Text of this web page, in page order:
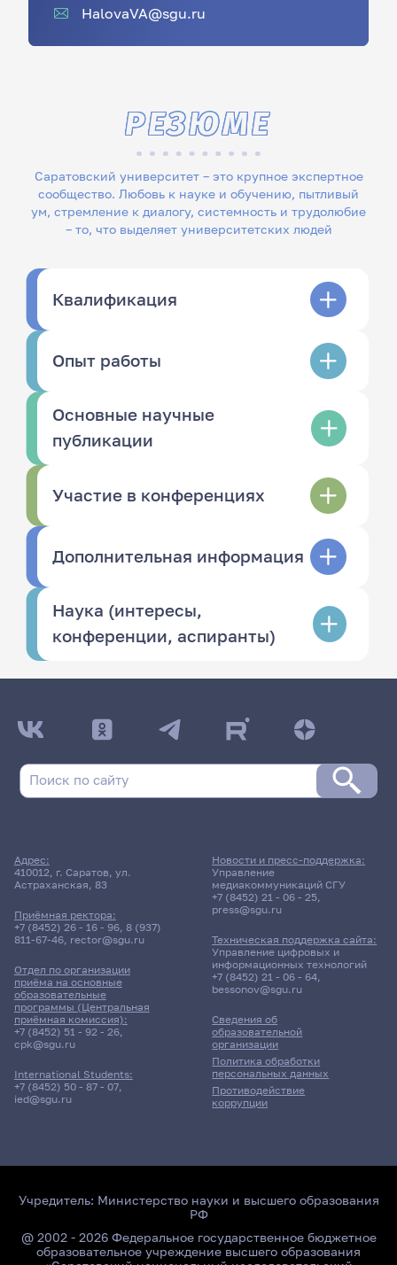
HalovaVA@sgu.ru
Саратовский университет – это крупное экспертное
сообщество. Любовь к науке и обучению, пытливый
ум, стремление к диалогу, системность и трудолюбие
– то, что выделяет университетских людей
РЕЗЮМЕ
Квалификация
Опыт работы
Основные научные
публикации
Участие в конференциях
Дополнительная информация
Наука (интересы,
конференции, аспиранты)
Адрес:
410012, г. Саратов, ул.
Астраханская, 83
Приёмная ректора:
+7 (8452) 26 - 16 - 96, 8 (937)
811-67-46, rector@sgu.ru
Отдел по организации
приёма на основные
образовательные
программы (Центральная
приёмная комиссия):
+7 (8452) 51 - 92 - 26,
cpk@sgu.ru
International Students:
+7 (8452) 50 - 87 - 07,
ied@sgu.ru
Сведения об
образовательной
организации
Политика обработки
персональных данных
Противодействие
коррупции
Новости и пресс-поддержка:
Управление
медиакоммуникаций СГУ
+7 (8452) 21 - 06 - 25,
press@sgu.ru
Техническая поддержка сайта:
Управление цифровых и
информационных технологий
+7 (8452) 21 - 06 - 64,
bessonov@sgu.ru
Учредитель: Министерство науки и высшего образования
РФ
@ 2002 - 2026 Федеральное государственное бюджетное
образовательное учреждение высшего образования